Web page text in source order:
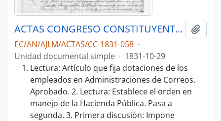
ACTAS CONGRESO CONSTITUYENTE 1831
EC/AN/AJLM/ACTAS/CC-1831-058 ·
Unidad documental simple · 1831-10-29
Lectura: Artículo que fija dotaciones de los
empleados en Administraciones de Correos.
Aprobado. 2. Lectura: Establece el orden en
manejo de la Hacienda Pública. Pasa a
segunda. 3. Primera discusión: Impone